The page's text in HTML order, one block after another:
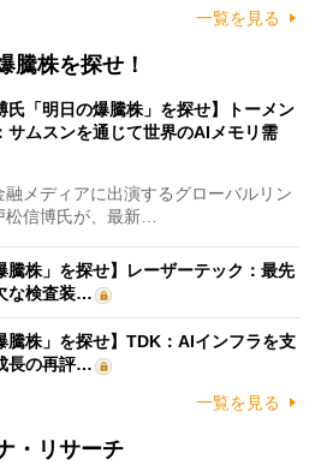
一覧を見る
騰株を探せ！
氏「明日の爆騰株」を探せ】トーメン
サムスンを通じて世界のAIメモリ需
メディアに出演するグローバルリン
松信博氏が、最新…
騰株」を探せ】レーザーテック：最先
な検査装…
騰株」を探せ】TDK：AIインフラを支
長の再評…
一覧を見る
・リサーチ